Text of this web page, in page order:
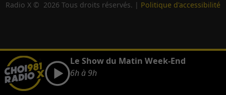
Radio X © 2026 Tous droits réservés. | Politique d'accessibilité
Le Show du Matin Week-End
6h à 9h